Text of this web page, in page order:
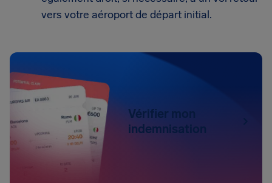
vers votre aéroport de départ initial.
Vérifier mon
indemnisation